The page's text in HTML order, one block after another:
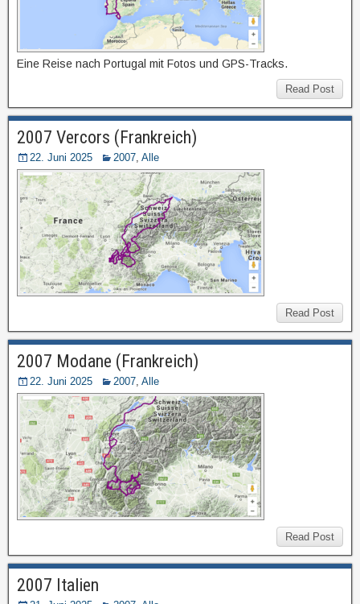
Eine Reise nach Portugal mit Fotos und GPS-Tracks.
Read Post
2007 Vercors (Frankreich)
22. Juni 2025 2007, Alle
Read Post
2007 Modane (Frankreich)
22. Juni 2025 2007, Alle
Read Post
2007 Italien